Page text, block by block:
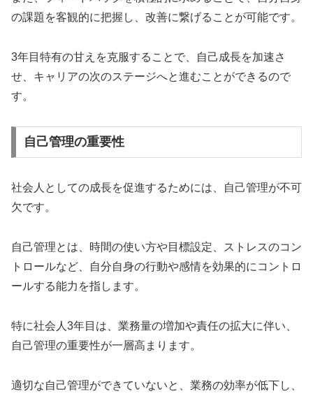
の課題を客観的に把握し、改善に繋げることが可能です。
3年目特有の甘えを克服することで、自己成長を加速さ
せ、キャリアの次のステージへと進むことができるので
す。
自己管理の重要性
社会人としての成長を促進するためには、自己管理が不可
欠です。
自己管理とは、時間の使い方や目標設定、ストレスのコン
トロールなど、自分自身の行動や感情を効果的にコントロ
ールする能力を指します。
特に社会人3年目は、業務量の増加や責任の拡大に伴い、
自己管理の重要性が一層高まります。
適切な自己管理ができていないと、業務の効率が低下し、